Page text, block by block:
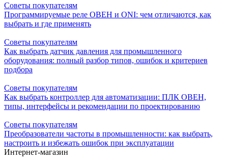
Советы покупателям
Программируемые реле ОВЕН и ONI: чем отличаются, как
выбрать и где применять
Советы покупателям
Как выбрать датчик давления для промышленного
оборудования: полный разбор типов, ошибок и критериев
подбора
Советы покупателям
Как выбрать контроллер для автоматизации: ПЛК ОВЕН,
типы, интерфейсы и рекомендации по проектированию
Советы покупателям
Преобразователи частоты в промышленности: как выбрать,
настроить и избежать ошибок при эксплуатации
Интернет-магазин